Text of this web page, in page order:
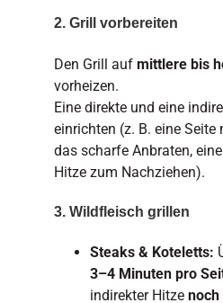
2. Grill vorbereiten
Den Grill auf mittlere bis
vorheizen.
Eine direkte und eine
einrichten (z. B. eine
das scharfe Anbraten,
Hitze zum Nachziehen).
3. Wildfleisch grillen
Steaks & Koteletts:
3–4 Minuten pro
indirekter Hitze noch